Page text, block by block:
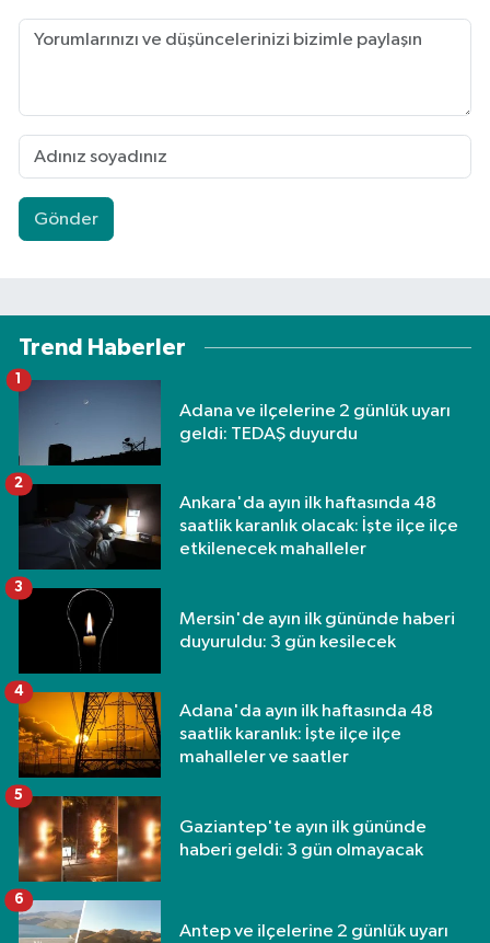
Gönder
Trend Haberler
Adana ve ilçelerine 2 günlük uyarı
geldi: TEDAŞ duyurdu
1
Ankara'da ayın ilk haftasında 48
saatlik karanlık olacak: İşte ilçe ilçe
etkilenecek mahalleler
2
Mersin'de ayın ilk gününde haberi
duyuruldu: 3 gün kesilecek
3
Adana'da ayın ilk haftasında 48
saatlik karanlık: İşte ilçe ilçe
mahalleler ve saatler
4
Gaziantep'te ayın ilk gününde
haberi geldi: 3 gün olmayacak
5
Antep ve ilçelerine 2 günlük uyarı
6